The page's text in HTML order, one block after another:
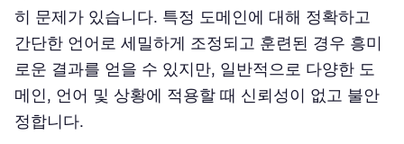
히 문제가 있습니다. 특정 도메인에 대해 정확하고
간단한 언어로 세밀하게 조정되고 훈련된 경우 흥미
로운 결과를 얻을 수 있지만, 일반적으로 다양한 도
메인, 언어 및 상황에 적용할 때 신뢰성이 없고 불안
정합니다.